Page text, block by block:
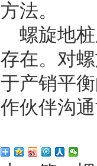
方法。
螺旋地桩
存在。对
于产销平
作伙伴沟